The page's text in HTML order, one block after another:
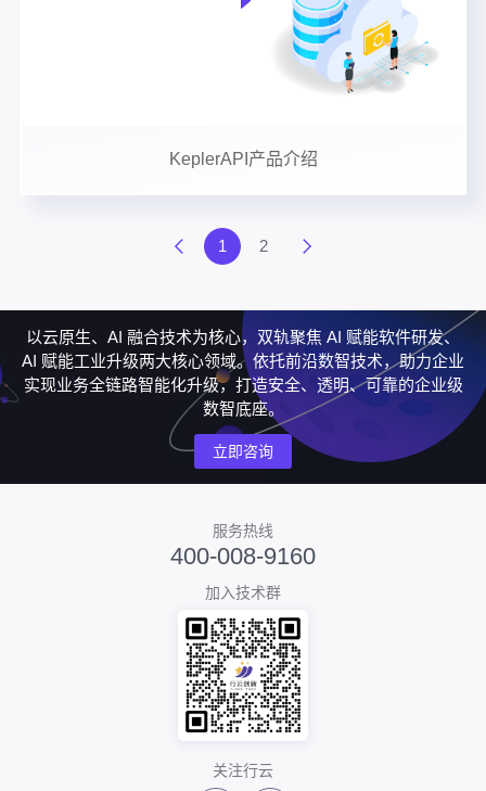
KeplerAPI产品介绍
1 2
以云原生、AI 融合技术为核心，双轨聚焦 AI 赋能软件研发、
AI 赋能工业升级两大核心领域。依托前沿数智技术，助力企业
实现业务全链路智能化升级，打造安全、透明、可靠的企业级
数智底座。
立即咨询
服务热线
400-008-9160
加入技术群
关注行云